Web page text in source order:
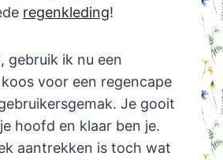
regenkleding!
gebruik ik nu een
voor een regencape
Je gooit
hoofd en klaar ben je.
aantrekken is toch wat